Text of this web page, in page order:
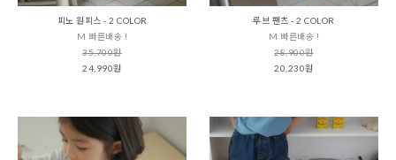
피노 원피스 - 2 COLOR
M 빠른배송 !
35,700원
24,990원
루브 팬츠 - 2 COLOR
M 빠른배송 !
28,900원
20,230원